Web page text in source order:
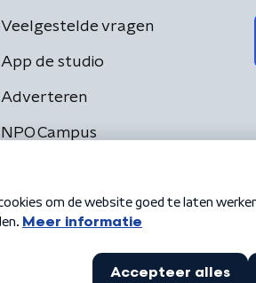
Veelgestelde vragen
App de studio
Adverteren
NPO Campus